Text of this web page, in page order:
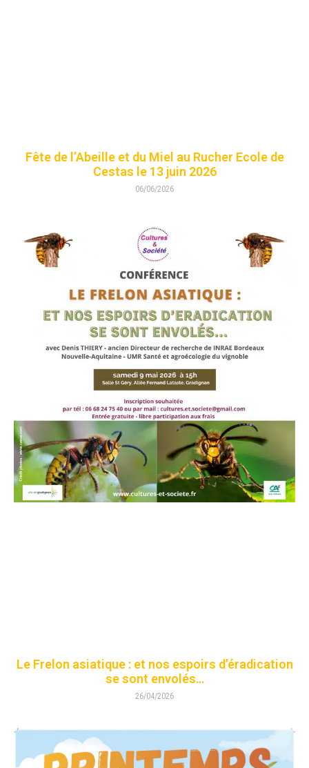
Fête de l’Abeille et du Miel au Rucher Ecole de
Cestas le 13 juin 2026
06/06/2026
Le Frelon asiatique : et nos espoirs d’éradication
se sont envolés…
26/04/2026